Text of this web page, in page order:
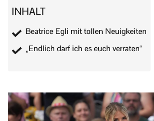
INHALT
Beatrice Egli mit tollen Neuigkeiten
„Endlich darf ich es euch verraten“